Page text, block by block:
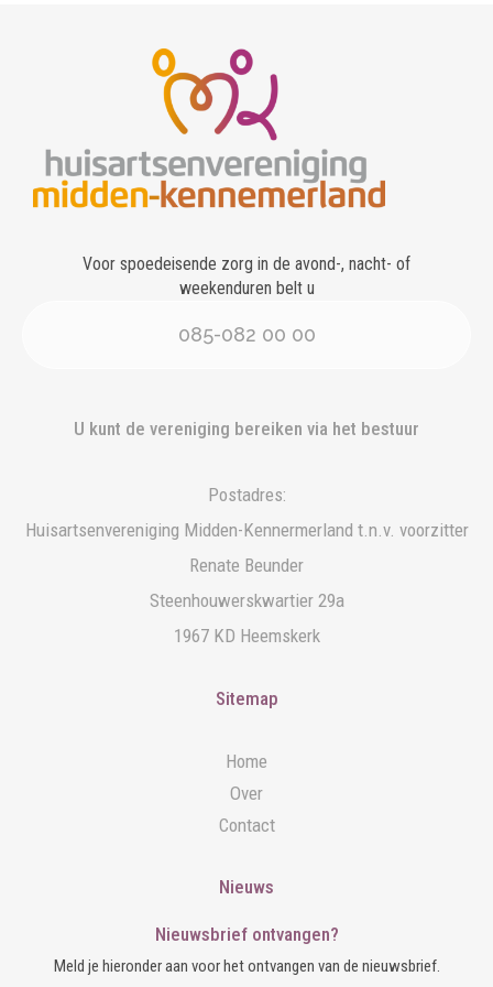
Voor spoedeisende zorg in de avond-, nacht- of
weekenduren belt u
085-082 00 00
U kunt de vereniging bereiken via het bestuur
Postadres:
Huisartsenvereniging Midden-Kennermerland t.n.v. voorzitter
Renate Beunder
Steenhouwerskwartier 29a
1967 KD Heemskerk
Sitemap
Home
Over
Contact
Nieuws
Nieuwsbrief ontvangen?
Meld je hieronder aan voor het ontvangen van de nieuwsbrief.